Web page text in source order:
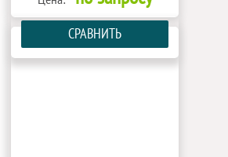
СРАВНИТЬ